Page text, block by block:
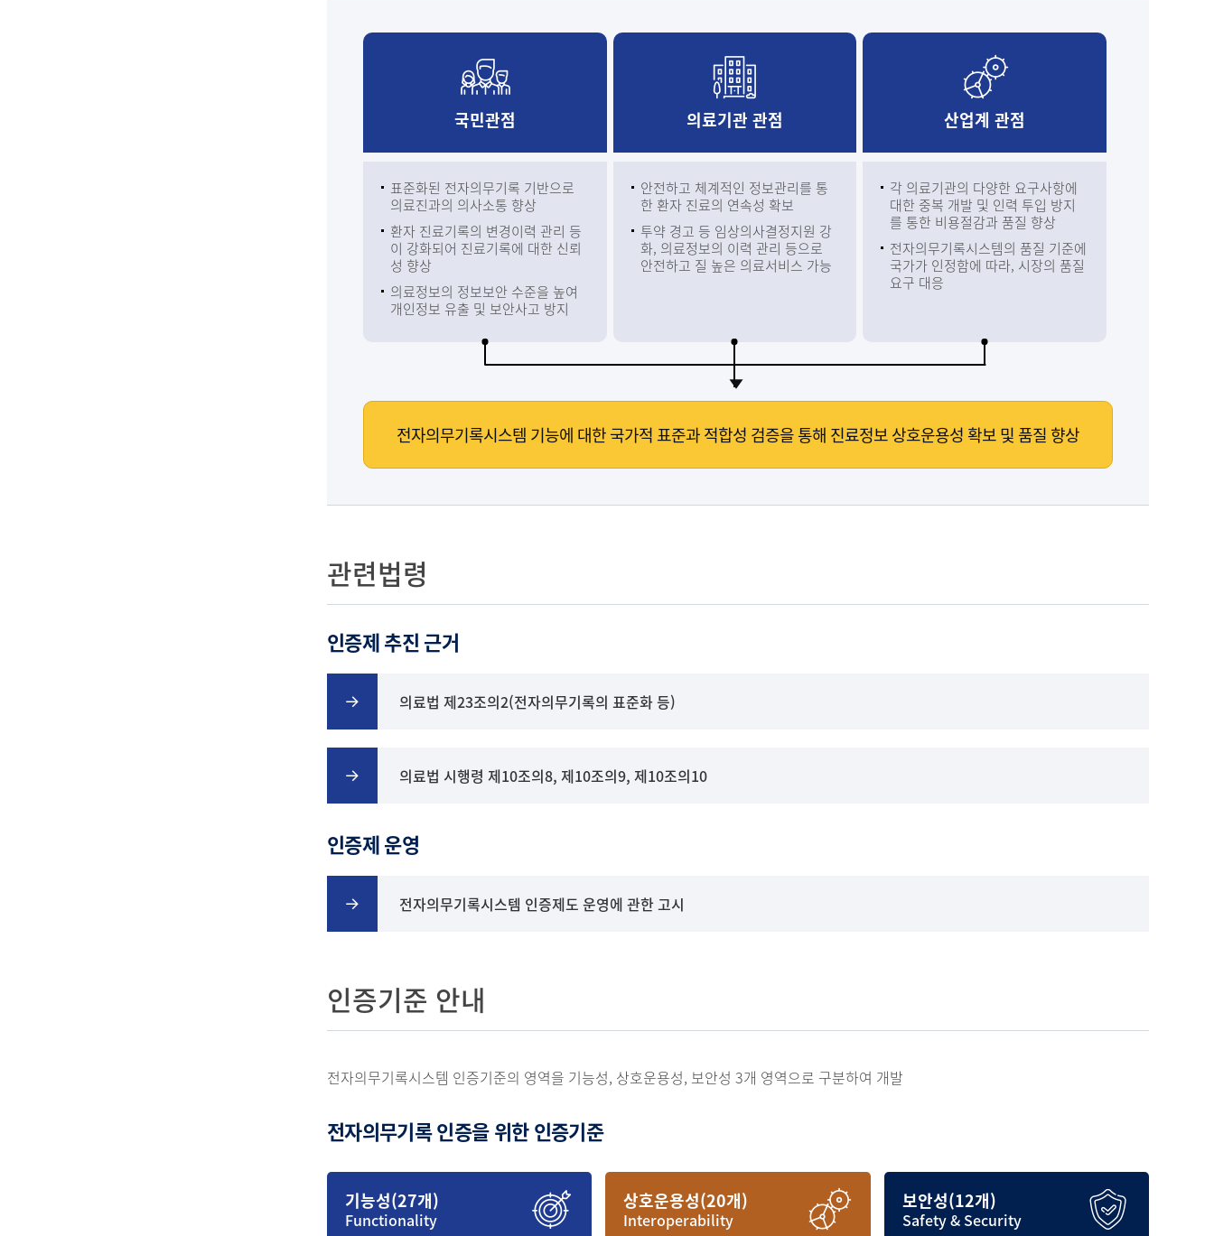
국민관점
표준화된 전자의무기록 기반으로
의료진과의 의사소통 향상
환자 진료기록의 변경이력 관리 등
이 강화되어 진료기록에 대한 신뢰
성 향상
의료정보의 정보보안 수준을 높여
개인정보 유출 및 보안사고 방지
의료기관 관점
안전하고 체계적인 정보관리를 통
한 환자 진료의 연속성 확보
투약 경고 등 임상의사결정지원 강
화, 의료정보의 이력 관리 등으로
안전하고 질 높은 의료서비스 가능
산업계 관점
각 의료기관의 다양한 요구사항에
대한 중복 개발 및 인력 투입 방지
를 통한 비용절감과 품질 향상
전자의무기록시스템의 품질 기준에
국가가 인정함에 따라, 시장의 품질
요구 대응
전자의무기록시스템 기능에 대한 국가적 표준과 적합성 검증을 통해 진료정보 상호운용성 확보 및 품질 향상
관련법령
인증제 추진 근거
의료법 제23조의2(전자의무기록의 표준화 등)
의료법 시행령 제10조의8, 제10조의9, 제10조의10
인증제 운영
전자의무기록시스템 인증제도 운영에 관한 고시
인증기준 안내
전자의무기록시스템 인증기준의 영역을 기능성, 상호운용성, 보안성 3개 영역으로 구분하여 개발
전자의무기록 인증을 위한 인증기준
기능성(27개)
Functionality
상호운용성(20개)
Interoperability
보안성(12개)
Safety & Security